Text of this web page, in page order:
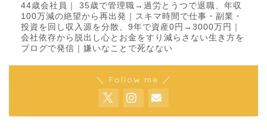
44歳会社員｜ 35歳で管理職→過労とうつで退職、年収
100万減の絶望から再出発｜スキマ時間で仕事・副業・
投資を回し収入源を分散、9年で資産0円→3000万円｜
会社依存から脱出し心とお金をすり減らさない生き方を
ブログで発信｜嫌いなことで死なない
＼ Follow me ／